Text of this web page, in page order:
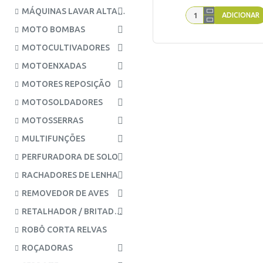
MÁQUINAS LAVAR ALTA PRESSÃO
MOTO BOMBAS
MOTOCULTIVADORES
MOTOENXADAS
MOTORES REPOSIÇÃO
MOTOSOLDADORES
MOTOSSERRAS
MULTIFUNÇÕES
PERFURADORA DE SOLO
RACHADORES DE LENHA
REMOVEDOR DE AVES
RETALHADOR / BRITADOR AZEITONAS
ROBÔ CORTA RELVAS
ROÇADORAS
ADICIONAR